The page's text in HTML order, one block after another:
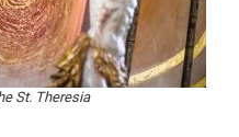
St. Theresia